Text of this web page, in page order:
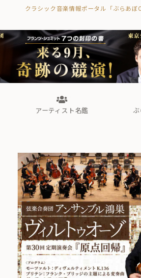
クラシック音楽情報ポータル「ぶらあぼ
ぶらあぼブラス！
フォルテピアノ
アーティスト名鑑
ぶらあぼブラス！
フォルテピアノ・